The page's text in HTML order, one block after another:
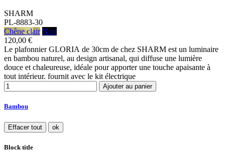
SHARM
PL-8883-30
Chêne clair Noir
120,00 €
Le plafonnier GLORIA de 30cm de chez SHARM est un luminaire
en bambou naturel, au design artisanal, qui diffuse une lumière
douce et chaleureuse, idéale pour apporter une touche apaisante à
tout intérieur. fournit avec le kit électrique
Ajouter au panier
Bambou
Effacer tout ok
Block title